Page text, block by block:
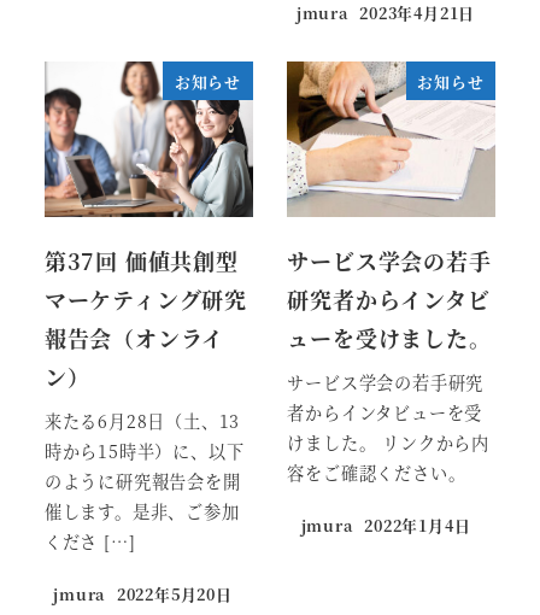
jmura 2023年4月21日
お知らせ
第37回 価値共創型
マーケティング研究
報告会（オンライ
ン）
来たる6月28日（土、13
時から15時半）に、以下
のように研究報告会を開
催します。是非、ご参加
くださ […]
jmura 2022年5月20日
お知らせ
サービス学会の若手
研究者からインタビ
ューを受けました。
サービス学会の若手研究
者からインタビューを受
けました。 リンクから内
容をご確認ください。
jmura 2022年1月4日